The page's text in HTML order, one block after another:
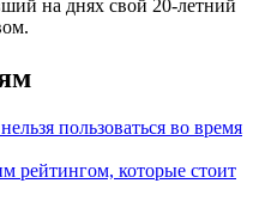
на днях свой 20-летний
пользоваться во время
рейтингом, которые стоит